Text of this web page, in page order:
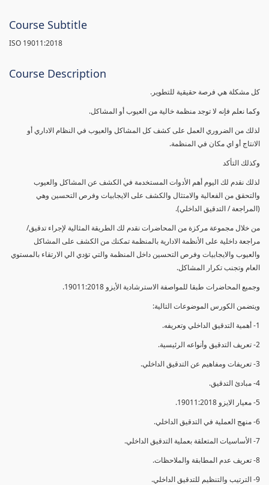
Course Subtitle
ISO 19011:2018
Course Description
كل مشكلة هي فرصة حقيقية للتطوير.
وكما نعلم فإنه لا توجد منظمة خالية من العيوب أو المشاكل.
لذلك من الضروري العمل على كشف كل المشاكل والعيوب في النظام الاداري أو
الانتاج أو اي مكان في المنظمة.
وكذلك التأكد
لذلك نقدم لك اليوم أهم الأدوات المستخدمة في الكشف عن المشاكل والعيوب
والتحقق من الفعالية والامتثال والكشف على الايجابيات وفرص التحسين وهي
(المراجعة / التدقيق الداخلي).
من خلال مجموعة مركزة من المحاضرات نقدم لك الطريقة المثالية لإجراء تدقيق/
مراجعة داخلية على الأنظمة الادارية بالمنظمة تمكنك من الكشف على المشاكل
والعيوب والايجابيات وفرص التحسين داخل المنظمة والتي تؤدي الي الارتقاء بالمستوي
العام وتجنب تكرار المشاكل.
وجميع المحاضرات طبقا للمواصفة الاسترشادية الأيزو 19011:2018.
ويتضمن الكورس الموضوعات التالية:
1- أهمية التدقيق الداخلي وتعريفه.
2- تعريف التدقيق وأنواعه الرئيسية.
3- تعريفات ومفاهيم عن التدقيق الداخلي.
4- مبادئ التدقيق.
5- معيار الايزو 19011:2018.
6- منهج العملية في التدقيق الداخلي.
7- الأساسيات المتعلقة بعملية التدقيق الداخلي.
8- تعريف عدم المطابقة والملاحظات.
9- الترتيب والتنظيم للتدقيق الداخلي.